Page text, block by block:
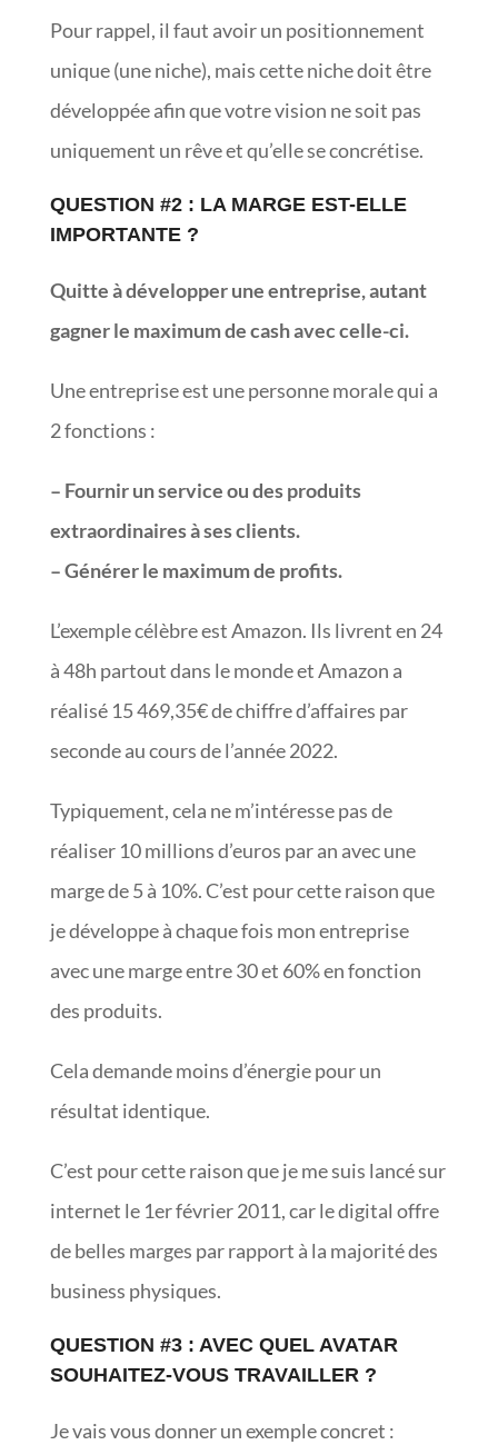
Pour rappel, il faut avoir un positionnement
unique (une niche), mais cette niche doit être
développée afin que votre vision ne soit pas
uniquement un rêve et qu’elle se concrétise.
QUESTION #2 : LA MARGE EST-ELLE
IMPORTANTE ?
Quitte à développer une entreprise, autant
gagner le maximum de cash avec celle-ci.
Une entreprise est une personne morale qui a
2 fonctions :
– Fournir un service ou des produits
extraordinaires à ses clients.
– Générer le maximum de profits.
L’exemple célèbre est Amazon. Ils livrent en 24
à 48h partout dans le monde et Amazon a
réalisé 15 469,35€ de chiffre d’affaires par
seconde au cours de l’année 2022.
Typiquement, cela ne m’intéresse pas de
réaliser 10 millions d’euros par an avec une
marge de 5 à 10%. C’est pour cette raison que
je développe à chaque fois mon entreprise
avec une marge entre 30 et 60% en fonction
des produits.
Cela demande moins d’énergie pour un
résultat identique.
C’est pour cette raison que je me suis lancé sur
internet le 1er février 2011, car le digital offre
de belles marges par rapport à la majorité des
business physiques.
QUESTION #3 : AVEC QUEL AVATAR
SOUHAITEZ-VOUS TRAVAILLER ?
Je vais vous donner un exemple concret :